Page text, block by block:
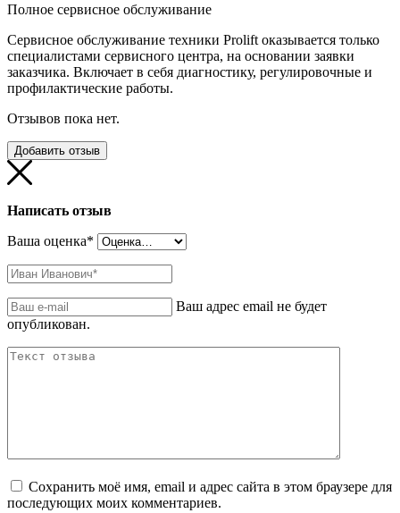
Полное сервисное обслуживание
Сервисное обслуживание техники Prolift оказывается только
специалистами сервисного центра, на основании заявки
заказчика. Включает в себя диагностику, регулировочные и
профилактические работы.
Отзывов пока нет.
Добавить отзыв
Написать отзыв
Ваша оценка*
Ваш адрес email не будет
опубликован.
Сохранить моё имя, email и адрес сайта в этом браузере для
последующих моих комментариев.